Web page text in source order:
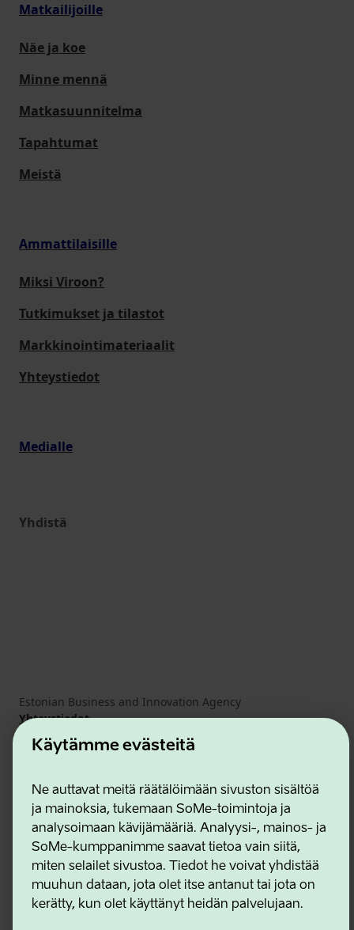
Käytämme evästeitä
Ne auttavat meitä räätälöimään sivuston sisältöä
ja mainoksia, tukemaan SoMe-toimintoja ja
analysoimaan kävijämääriä. Analyysi-, mainos- ja
SoMe-kumppanimme saavat tietoa vain siitä,
miten selailet sivustoa. Tiedot he voivat yhdistää
muuhun dataan, jota olet itse antanut tai jota on
kerätty, kun olet käyttänyt heidän palvelujaan.
Matkailijoille
Näe ja koe
Minne mennä
Matkasuunnitelma
Tapahtumat
Meistä
Ammattilaisille
Miksi Viroon?
Tutkimukset ja tilastot
Markkinointimateriaalit
Yhteystiedot
Medialle
Yhdistä
Estonian Business and Innovation Agency
Yhteystiedot
Yhteistyökumppanit
Käyttöehdot